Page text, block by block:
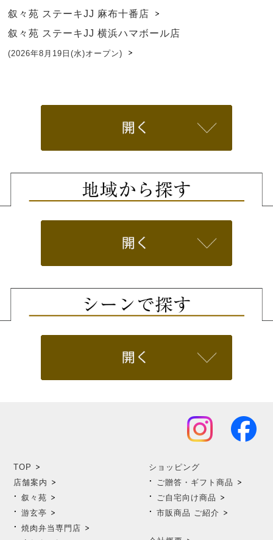
叙々苑 ステーキJJ 麻布十番店
叙々苑 ステーキJJ 横浜ハマボール店
(2026年8月19日(水)オープン)
TOP
店舗案内
叙々苑
游玄亭
焼肉弁当専門店
ショッピング
ご贈答・ギフト商品
ご自宅向け商品
市販商品 ご紹介